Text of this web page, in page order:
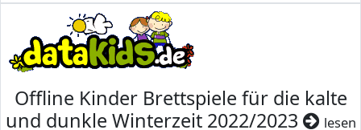
Offline Kinder Brettspiele für die kalte
und dunkle Winterzeit 2022/2023
lesen